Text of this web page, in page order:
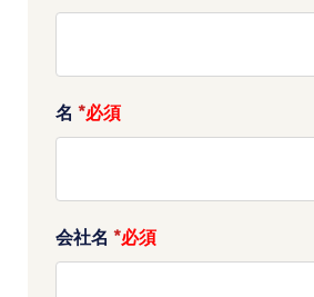
名 *
会社名 *